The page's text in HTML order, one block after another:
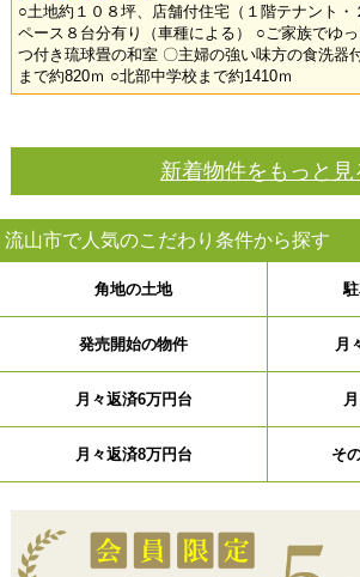
○土地約１０８坪、店舗付住宅（１階テナント・
ペース８台分有り（車種による） ○ご家族でゆ
つ付き琉球畳の和室 〇主婦の強い味方の食洗器
まで約820ｍ ○北部中学校まで約1410ｍ
新着物件をもっと見
流山市で人気のこだわり条件から探す
角地の土地
発売開始の物件 月
月々返済6万円台
月々返済8万円台 そ